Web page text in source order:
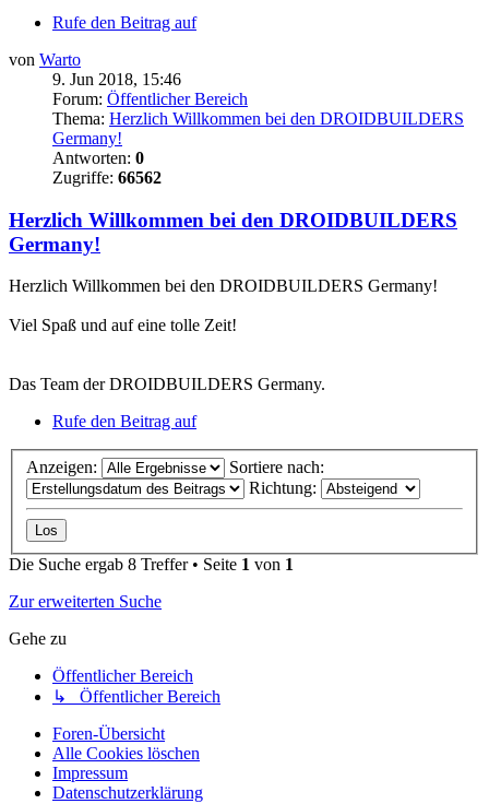
Rufe den Beitrag auf
von Warto
9. Jun 2018, 15:46
Forum: Öffentlicher Bereich
Thema: Herzlich Willkommen bei den DROIDBUILDERS
Germany!
Antworten: 0
Zugriffe: 66562
Herzlich Willkommen bei den DROIDBUILDERS
Germany!
Herzlich Willkommen bei den DROIDBUILDERS Germany!
Viel Spaß und auf eine tolle Zeit!
Das Team der DROIDBUILDERS Germany.
Rufe den Beitrag auf
Anzeigen:
Sortiere nach:
Richtung:
Die Suche ergab 8 Treffer • Seite 1 von 1
Zur erweiterten Suche
Gehe zu
Öffentlicher Bereich
↳ Öffentlicher Bereich
Foren-Übersicht
Alle Cookies löschen
Impressum
Datenschutzerklärung